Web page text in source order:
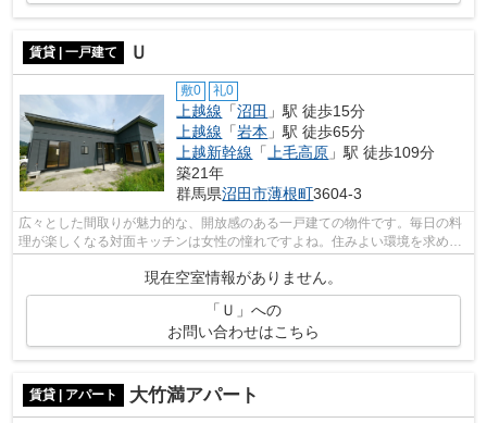
賃貸 | 一戸建て Ｕ
敷0 礼0
上越線 「沼田 」駅 徒歩15分
上越線 「岩本 」駅 徒歩65分
上越新幹線 「 上毛高原 」駅 徒歩109分
築21年
群馬県沼田市薄根町3604-3
広々とした間取りが魅力的な、開放感のある一戸建ての物件です。毎日の料
理が楽しくなる対面キッチンは女性の憧れですよね。住みよい環境を求め続
けるあなたを全力でサポートさせてい...
現在空室情報がありません。
「Ｕ」への
お問い合わせはこちら
賃貸 | アパート 大竹満アパート